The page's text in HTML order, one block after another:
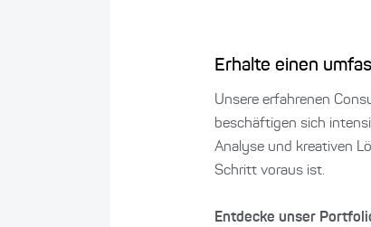
Erhalte einen
Unsere erfahrenen
beschäftigen sich
Analyse und kreativen
Schritt voraus ist.
Entdecke unser